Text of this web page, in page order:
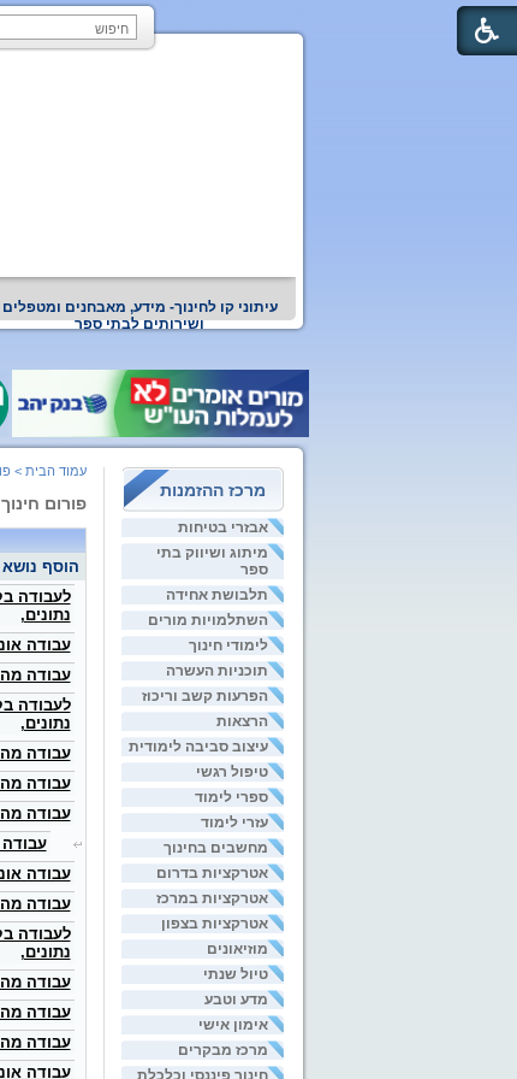
עיתוני קו לחינוך- מידע, מאבחנים ומטפלים
ושירותים לבתי ספר
מרכז ההזמנות
אבזרי בטיחות
מיתוג ושיווק בתי
ספר
תלבושת אחידה
השתלמויות מורים
לימודי חינוך
תוכניות העשרה
הפרעות קשב וריכוז
הרצאות
עיצוב סביבה לימודית
טיפול רגשי
ספרי לימוד
עזרי לימוד
מחשבים בחינוך
אטרקציות בדרום
אטרקציות במרכז
אטרקציות בצפון
מוזיאונים
טיול שנתי
מדע וטבע
אימון אישי
מרכז מבקרים
חינוך פיננסי וכלכלת
עמוד הבית >
פורום חינוך
הוסף
לעבודה
נתונים,
עבודה
עבודה
לעבודה
נתונים,
עבודה
עבודה
עבודה
עבודה
עבודה
לעבודה
נתונים,
עבודה
עבודה
עבודה
עבודה